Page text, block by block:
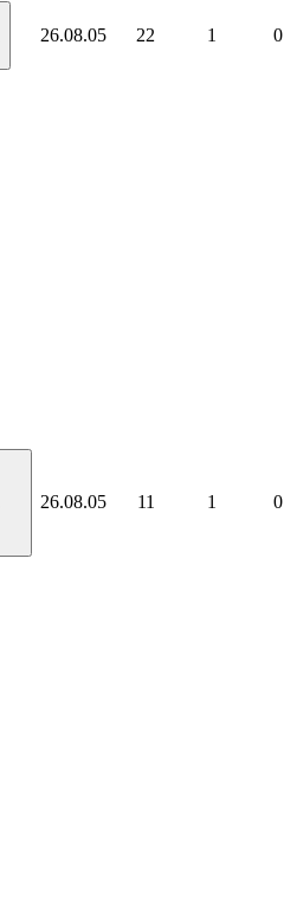
26.08.05 22 1 0
26.08.05 11 1 0